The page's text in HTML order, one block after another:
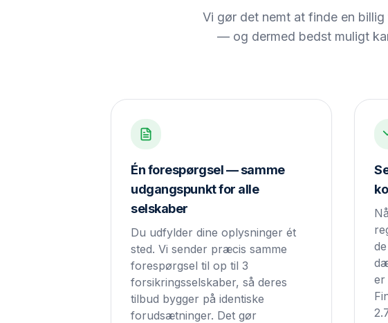
Vi gør det nemt at finde en
— og dermed bedst muligt
Én forespørgsel — samme
udgangspunkt for alle
selskaber
Du udfylder dine oplysninger ét
sted. Vi sender præcis samme
forespørgsel til op til 3
forsikringsselskaber, så deres
tilbud bygger på identiske
forudsætninger. Det gør
er